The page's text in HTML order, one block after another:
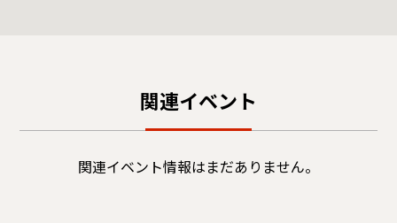
関連イベント
関連イベント情報はまだありません。